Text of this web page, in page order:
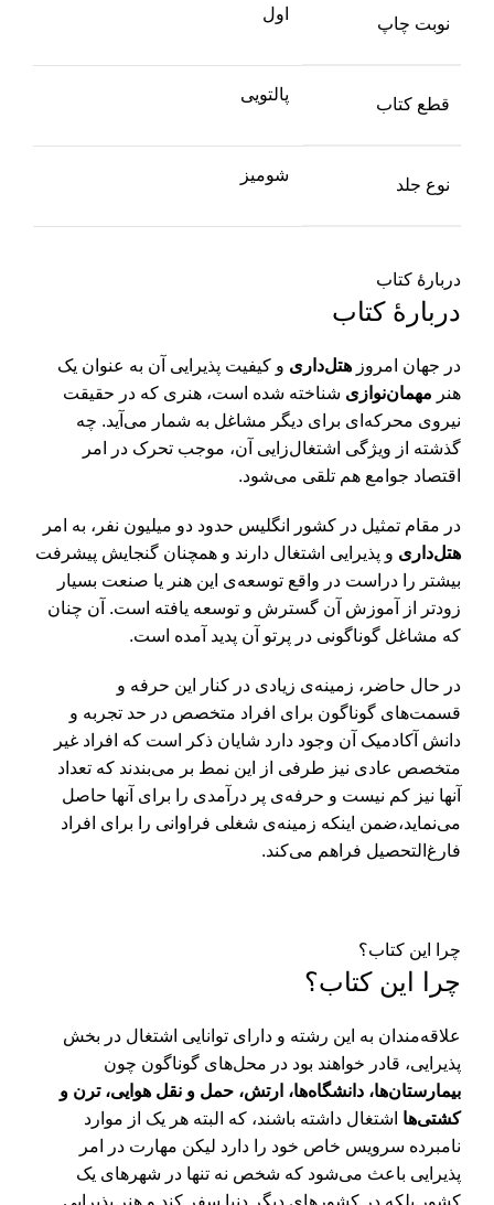
نوبت چاپ
اول
قطع کتاب
پالتویی
نوع جلد
شومیز
دربارهٔ کتاب
دربارهٔ کتاب
در جهان امروز هتل‌داری و کیفیت پذیرایی آن به عنوان یک
هنر مهمان‌نوازی شناخته شده است، هنری که در حقیقت
نیروی محرکه‌ای برای دیگر مشاغل به شمار می‌آید. چه
گذشته از ویژگی اشتغال‌زایی آن، موجب تحرک در امر
اقتصاد جوامع هم تلقی می‌شود.
در مقام تمثیل در کشور انگلیس حدود دو میلیون نفر، به امر
هتل‌داری و پذیرایی اشتغال دارند و همچنان گنجایش پیشرفت
بیشتر را دراست در واقع توسعه‌ی این هنر یا صنعت بسیار
زودتر از آموزش آن گسترش و توسعه یافته است. آن چنان
که مشاغل گوناگونی در پرتو آن پدید آمده است.
در حال حاضر، زمینه‌ی زیادی در کنار این حرفه و
قسمت‌های گوناگون برای افراد متخصص در حد تجربه و
دانش آکادمیک آن وجود دارد شایان ذکر است که افراد غیر
متخصص عادی نیز طرفی از این نمط بر می‌بندند که تعداد
آنها نیز کم نیست و حرفه‌ی پر درآمدی را برای آنها حاصل
می‌نماید،ضمن اینکه زمینه‌ی شغلی فراوانی را برای افراد
فارغ‌التحصیل فراهم می‌کند.
چرا این کتاب؟
چرا این کتاب؟
علاقه‌مندان به این رشته و دارای توانایی اشتغال در بخش
پذیرایی، قادر خواهند بود در محل‌های گوناگون چون
بیمارستان‌ها، دانشگاه‌ها، ارتش، حمل و نقل هوایی، ترن و
کشتی‌ها اشتغال داشته باشند، که البته هر یک از موارد
نامبرده سرویس خاص خود را دارد لیکن مهارت در امر
پذیرایی باعث می‌شود که شخص نه تنها در شهر‌های یک
کشور بلکه در کشورهای دیگر دنیا سفر کند و هنر پذیرایی